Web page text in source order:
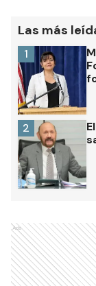
Las más
1
2
Ads